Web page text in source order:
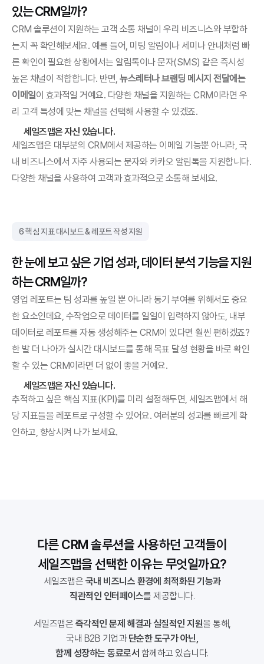
있는 CRM일까?
CRM 솔루션이 지원하는 고객 소통 채널이 우리 비즈니스와 부합하
는지 꼭 확인해보세요. 예를 들어, 미팅 알림이나 세미나 안내처럼 빠
른 확인이 필요한 상황에서는 알림톡이나 문자(SMS) 같은 즉시성
높은 채널이 적합합니다. 반면, 뉴스레터나 브랜딩 메시지 전달에는
이메일이 효과적일 거예요. 다양한 채널을 지원하는 CRM이라면 우
리 고객 특성에 맞는 채널을 선택해 사용할 수 있겠죠.
세일즈맵은 자신 있습니다.
세일즈맵은 대부분의 CRM에서 제공하는 이메일 기능뿐 아니라, 국
내 비즈니스에서 자주 사용되는 문자와 카카오 알림톡을 지원합니다.
다양한 채널을 사용하여 고객과 효과적으로 소통해 보세요.
6 핵심 지표 대시보드 & 레포트 작성 지원
한 눈에 보고 싶은 기업 성과, 데이터 분석 기능을 지원
하는 CRM일까?
영업 레포트는 팀 성과를 높일 뿐 아니라 동기 부여를 위해서도 중요
한 요소인데요, 수작업으로 데이터를 일일이 입력하지 않아도, 내부
데이터로 레포트를 자동 생성해주는 CRM이 있다면 훨씬 편하겠죠?
한 발 더 나아가 실시간 대시보드를 통해 목표 달성 현황을 바로 확인
할 수 있는 CRM이라면 더 없이 좋을 거예요.
세일즈맵은 자신 있습니다.
추적하고 싶은 핵심 지표(KPI)를 미리 설정해두면, 세일즈맵에서 해
당 지표들을 레포트로 구성할 수 있어요. 여러분의 성과를 빠르게 확
인하고, 향상시켜 나가 보세요.
다른 CRM 솔루션을 사용하던 고객들이
세일즈맵을 선택한 이유는 무엇일까요?
세일즈맵은 국내 비즈니스 환경에 최적화된 기능과
직관적인 인터페이스를 제공합니다.
세일즈맵은 즉각적인 문제 해결과 실질적인 지원을 통해,
국내 B2B 기업과 단순한 도구가 아닌,
함께 성장하는 동료로서 함께하고 있습니다.